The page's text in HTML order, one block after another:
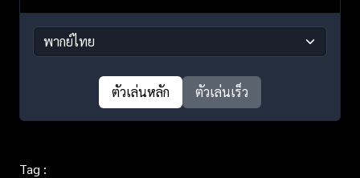
ตัวเล่นหลัก ตัวเล่นเร็ว
Tag :